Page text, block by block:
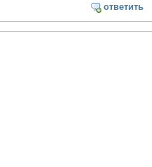
ответить